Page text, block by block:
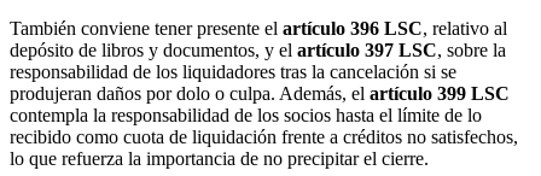
También conviene tener presente el artículo 396 LSC, relativo al
depósito de libros y documentos, y el artículo 397 LSC, sobre la
responsabilidad de los liquidadores tras la cancelación si se
produjeran daños por dolo o culpa. Además, el artículo 399 LSC
contempla la responsabilidad de los socios hasta el límite de lo
recibido como cuota de liquidación frente a créditos no satisfechos,
lo que refuerza la importancia de no precipitar el cierre.